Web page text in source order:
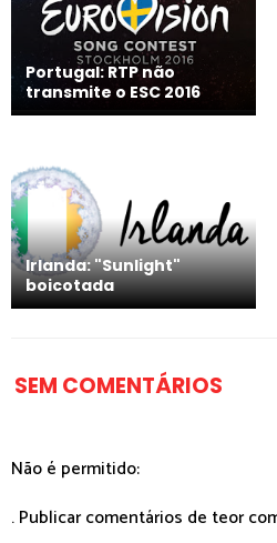
Portugal: RTP não
transmite o ESC 2016
Irlanda: "Sunlight"
boicotada
SEM COMENTÁRIOS
Não é permitido:
. Publicar comentários de teor